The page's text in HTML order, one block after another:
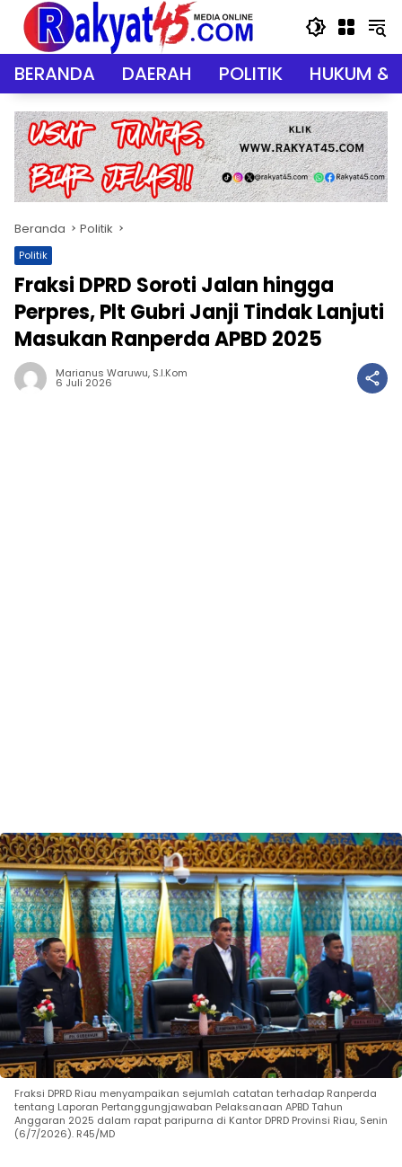
Langsung
konten
BERANDA DAERAH POLITIK HUKUM &
Beranda Politik
Politik
Fraksi DPRD Soroti Jalan hingga
Perpres, Plt Gubri Janji Tindak Lanjuti
Masukan Ranperda APBD 2025
Marianus Waruwu, S.I.Kom
6 Juli 2026
Fraksi DPRD Riau menyampaikan sejumlah catatan terhadap Ranperda
tentang Laporan Pertanggungjawaban Pelaksanaan APBD Tahun
Anggaran 2025 dalam rapat paripurna di Kantor DPRD Provinsi Riau, Senin
(6/7/2026). R45/MD